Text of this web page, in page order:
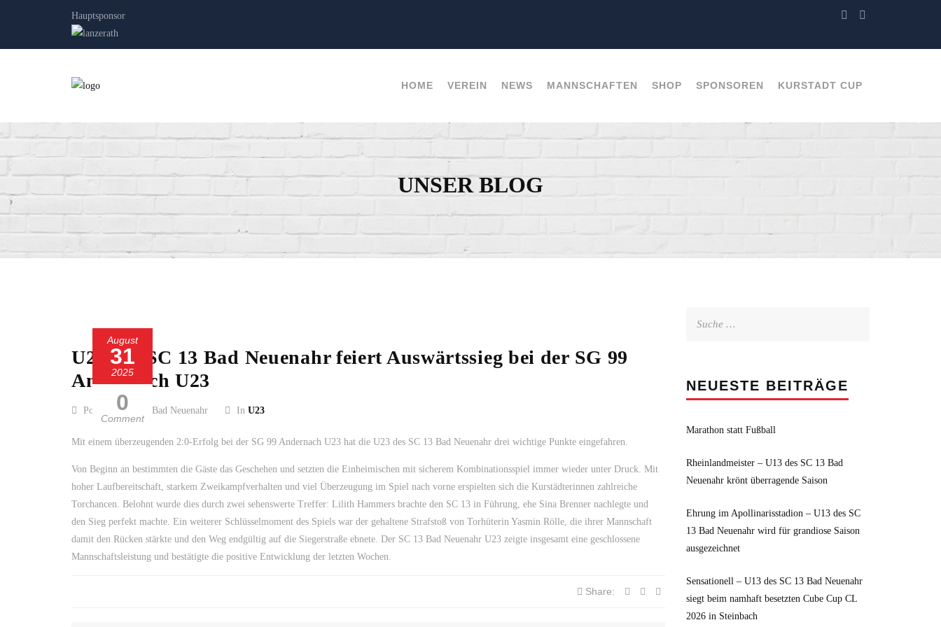
Hauptsponsor
HOME VEREIN NEWS MANNSCHAFTEN SHOP SPONSOREN KURSTADT CUP
UNSER BLOG
August
31
2025
0
Comment
U23 des SC 13 Bad Neuenahr feiert Auswärtssieg bei der SG 99
Andernach U23
Posted by SC 13 Bad Neuenahr In U23
Mit einem überzeugenden 2:0-Erfolg bei der SG 99 Andernach U23 hat die U23 des SC 13 Bad Neuenahr drei wichtige Punkte eingefahren.
Von Beginn an bestimmten die Gäste das Geschehen und setzten die Einheimischen mit sicherem Kombinationsspiel immer wieder unter Druck. Mit
hoher Laufbereitschaft, starkem Zweikampfverhalten und viel Überzeugung im Spiel nach vorne erspielten sich die Kurstädterinnen zahlreiche
Torchancen. Belohnt wurde dies durch zwei sehenswerte Treffer: Lilith Hammers brachte den SC 13 in Führung, ehe Sina Brenner nachlegte und
den Sieg perfekt machte. Ein weiterer Schlüsselmoment des Spiels war der gehaltene Strafstoß von Torhüterin Yasmin Rölle, die ihrer Mannschaft
damit den Rücken stärkte und den Weg endgültig auf die Siegerstraße ebnete. Der SC 13 Bad Neuenahr U23 zeigte insgesamt eine geschlossene
Mannschaftsleistung und bestätigte die positive Entwicklung der letzten Wochen.
Share:
NEUESTE BEITRÄGE
Marathon statt Fußball
Rheinlandmeister – U13 des SC 13 Bad
Neuenahr krönt überragende Saison
Ehrung im Apollinarisstadion – U13 des SC
13 Bad Neuenahr wird für grandiose Saison
ausgezeichnet
Sensationell – U13 des SC 13 Bad Neuenahr
siegt beim namhaft besetzten Cube Cup CL
2026 in Steinbach